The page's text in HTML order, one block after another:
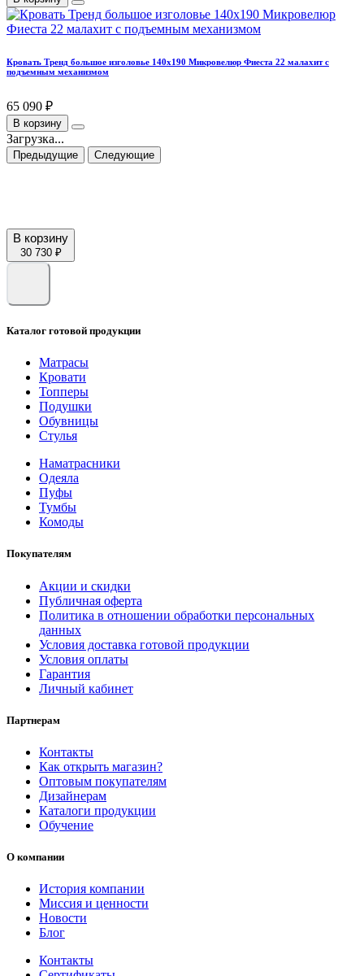
Кровать Тренд большое изголовье 140х190 Микровелюр Фиеста 22 малахит с
подъемным механизмом
65 090 ₽
В корзину
Загрузка...
Предыдущие Следующие
В корзину
30 730 ₽
Каталог готовой продукции
Матрасы
Кровати
Топперы
Подушки
Обувницы
Стулья
Наматрасники
Одеяла
Пуфы
Тумбы
Комоды
Покупателям
Акции и скидки
Публичная оферта
Политика в отношении обработки персональных
данных
Условия доставка готовой продукции
Условия оплаты
Гарантия
Личный кабинет
Партнерам
Контакты
Как открыть магазин?
Оптовым покупателям
Дизайнерам
Каталоги продукции
Обучение
О компании
История компании
Миссия и ценности
Новости
Блог
Контакты